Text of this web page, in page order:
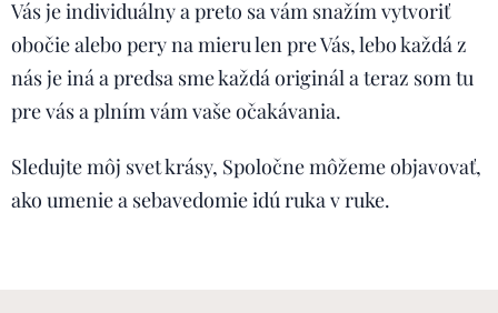
Vás je individuálny a preto sa vám snažím vytvoriť
obočie alebo pery na mieru len pre Vás, lebo každá z
nás je iná a predsa sme každá originál a teraz som tu
pre vás a plním vám vaše očakávania.
Sledujte môj svet krásy, Spoločne môžeme objavovať,
ako umenie a sebavedomie idú ruka v ruke.